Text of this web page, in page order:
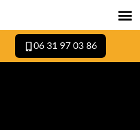
06 31 97 03 86